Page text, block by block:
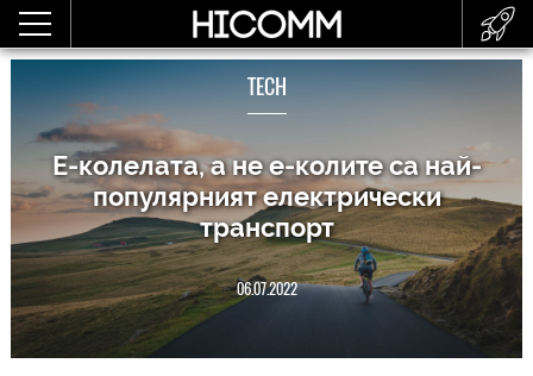
TECH
Е-колелата, а не е-колите са най-
популярният електрически
транспорт
06.07.2022